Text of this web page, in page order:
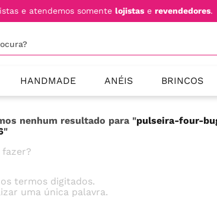
FRETE GRÁTISa partir de 1.999,00 para
HANDMADE ANÉIS BRINCOS
nenhum resultado para "pulseira-four-
"
fazer?
termos digitados.
uma única palavra.